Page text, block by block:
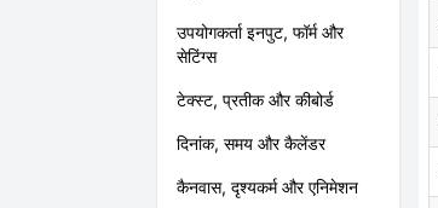
उपयोगकर्ता इनपुट, फॉर्म और
सेटिंग्स
टेक्स्ट, प्रतीक और कीबोर्ड
दिनांक, समय और कैलेंडर
कैनवास, दृश्यकर्म और एनिमेशन